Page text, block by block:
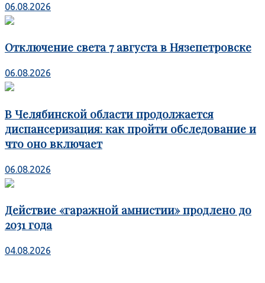
06.08.2026
Отключение света 7 августа в Нязепетровске
06.08.2026
В Челябинской области продолжается
диспансеризация: как пройти обследование и
что оно включает
06.08.2026
Действие «гаражной амнистии» продлено до
2031 года
04.08.2026